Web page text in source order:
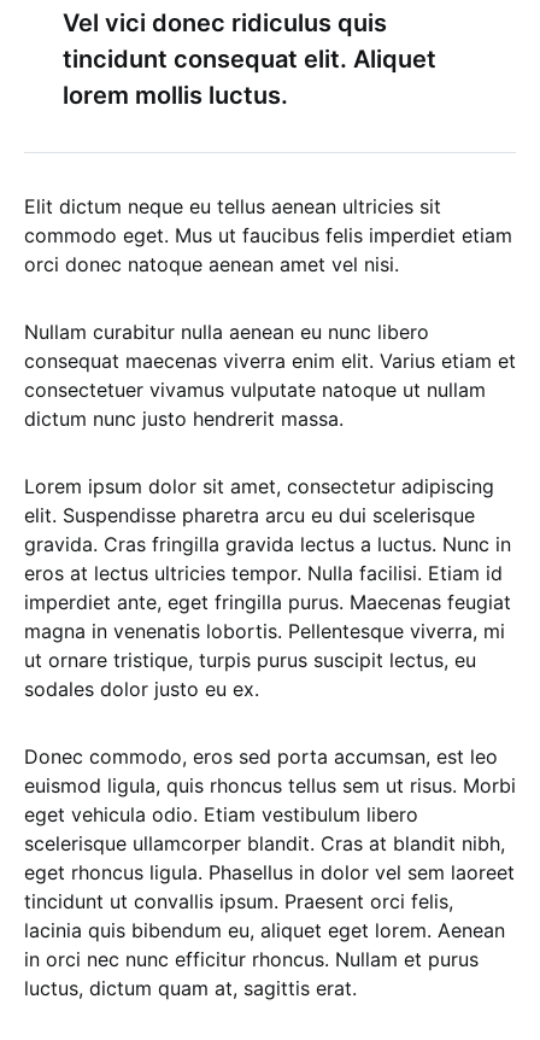
Vel vici donec ridiculus quis
tincidunt consequat elit. Aliquet
lorem mollis luctus.
Elit dictum neque eu tellus aenean ultricies sit
commodo eget. Mus ut faucibus felis imperdiet etiam
orci donec natoque aenean amet vel nisi.
Nullam curabitur nulla aenean eu nunc libero
consequat maecenas viverra enim elit. Varius etiam et
consectetuer vivamus vulputate natoque ut nullam
dictum nunc justo hendrerit massa.
Lorem ipsum dolor sit amet, consectetur adipiscing
elit. Suspendisse pharetra arcu eu dui scelerisque
gravida. Cras fringilla gravida lectus a luctus. Nunc in
eros at lectus ultricies tempor. Nulla facilisi. Etiam id
imperdiet ante, eget fringilla purus. Maecenas feugiat
magna in venenatis lobortis. Pellentesque viverra, mi
ut ornare tristique, turpis purus suscipit lectus, eu
sodales dolor justo eu ex.
Donec commodo, eros sed porta accumsan, est leo
euismod ligula, quis rhoncus tellus sem ut risus. Morbi
eget vehicula odio. Etiam vestibulum libero
scelerisque ullamcorper blandit. Cras at blandit nibh,
eget rhoncus ligula. Phasellus in dolor vel sem laoreet
tincidunt ut convallis ipsum. Praesent orci felis,
lacinia quis bibendum eu, aliquet eget lorem. Aenean
in orci nec nunc efficitur rhoncus. Nullam et purus
luctus, dictum quam at, sagittis erat.